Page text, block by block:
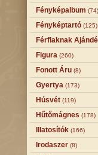
Fényképalbum (74)
Fényképtartó (125)
Férfiaknak
Figura (260)
Fonott Áru (8)
Gyertya (173)
Húsvét (119)
Hűtőmágnes (178)
Illatosítók (166)
Irodaszer (8)